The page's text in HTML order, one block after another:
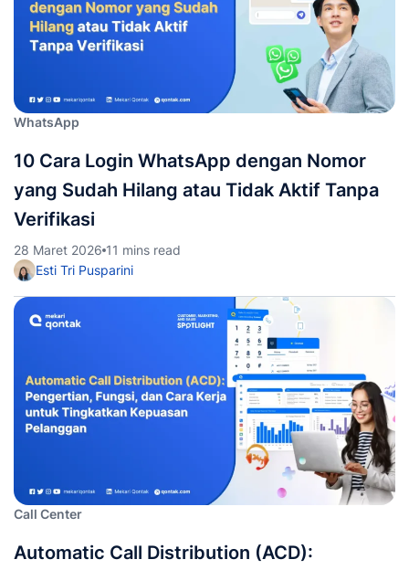
WhatsApp
10 Cara Login WhatsApp dengan Nomor
yang Sudah Hilang atau Tidak Aktif Tanpa
Verifikasi
28 Maret 2026 11 mins read
Esti Tri Pusparini
Call Center
Automatic Call Distribution (ACD):